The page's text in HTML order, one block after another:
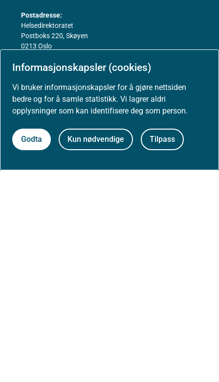
Informasjonskapsler (cookies)
Vi bruker informasjonskapsler for å gjøre nettsiden
bedre og for å samle statistikk. Vi lagrer aldri
opplysninger som kan identifisere deg som person.
Godta Kun nødvendige Tilpass
Postadresse:
Helsedirektoratet
Postboks 220, Skøyen
0213 Oslo
Aktuelt
Nyheter
Arrangementer